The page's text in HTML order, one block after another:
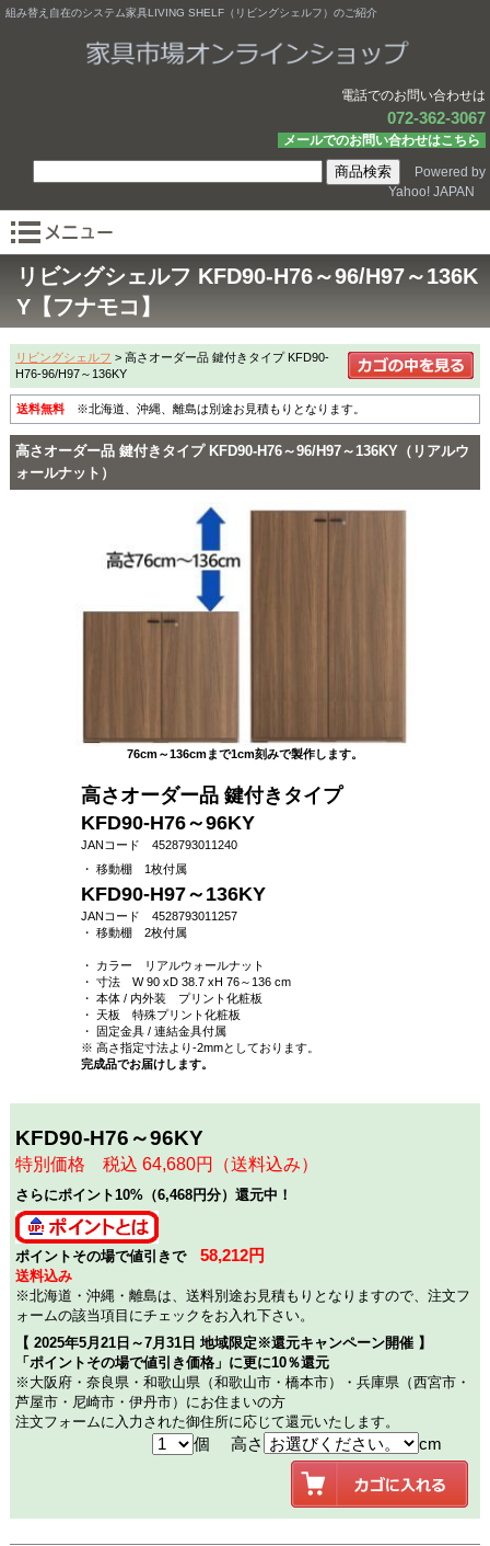
組み替え自在のシステム家具LIVING SHELF（リビングシェルフ）のご紹介
電話でのお問い合わせは
072-362-3067
メールでのお問い合わせはこちら
Powered by
Yahoo! JAPAN
リビングシェルフ KFD90-H76～96/H97～136K
Y【フナモコ】
リビングシェルフ > 高さオーダー品 鍵付きタイプ KFD90-
H76-96/H97～136KY
送料無料※北海道、沖縄、離島は別途お見積もりとなります。
高さオーダー品 鍵付きタイプ KFD90-H76～96/H97～136KY（リアルウ
ォールナット）
76cm～136cmまで1cm刻みで製作します。
高さオーダー品 鍵付きタイプ
KFD90-H76～96KY
JANコード 4528793011240
・ 移動棚 1枚付属
KFD90-H97～136KY
JANコード 4528793011257
・ 移動棚 2枚付属
・ カラー リアルウォールナット
・ 寸法 W 90 xD 38.7 xH 76～136 cm
・ 本体 / 内外装 プリント化粧板
・ 天板 特殊プリント化粧板
・ 固定金具 / 連結金具付属
※ 高さ指定寸法より-2mmとしております。
完成品でお届けします。
KFD90-H76～96KY
特別価格 税込 64,680円（送料込み）
さらにポイント10%（6,468円分）還元中！
ポイントその場で値引きで 58,212円
送料込み
※北海道・沖縄・離島は、送料別途お見積もりとなりますので、注文フ
ォームの該当項目にチェックをお入れ下さい。
【 2025年5月21日～7月31日 地域限定※還元キャンペーン開催 】
「ポイントその場で値引き価格」に更に10％還元
※大阪府・奈良県・和歌山県（和歌山市・橋本市）・兵庫県（西宮市・
芦屋市・尼崎市・伊丹市）にお住まいの方
注文フォームに入力された御住所に応じて還元いたします。
個 高さ cm